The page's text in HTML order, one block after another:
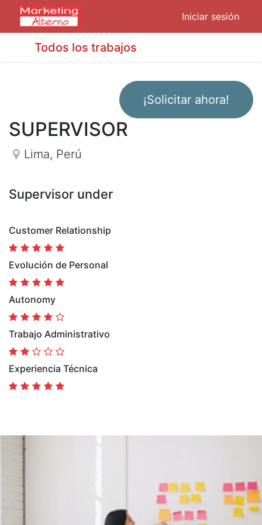
Iniciar sesión
Todos los trabajos
¡Solicitar ahora!
SUPERVISOR
Lima, Perú
Supervisor under
Customer Relationship
Evolución de Personal
Autonomy
Trabajo Administrativo
Experiencia Técnica